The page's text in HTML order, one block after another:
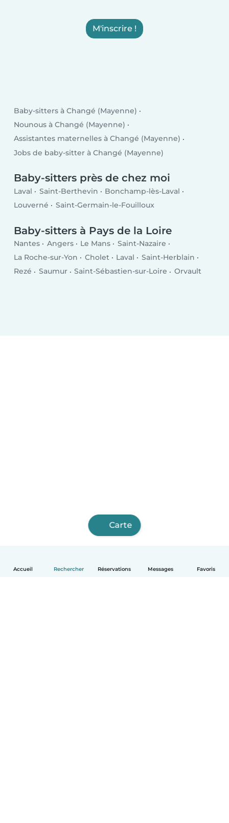
Accueil Rechercher Réservations Messages Favoris
M'inscrire !
Baby-sitters à Changé (Mayenne)
Nounous à Changé (Mayenne)
Assistantes maternelles à Changé (Mayenne)
Jobs de baby-sitter à Changé (Mayenne)
Baby-sitters près de chez moi
Laval Saint-Berthevin
Bonchamp-lès-Laval
Louverné
Saint-Germain-le-Fouilloux
Baby-sitters à Pays de la Loire
Nantes Angers Le Mans
Saint-Nazaire
La Roche-sur-Yon
Cholet Laval
Saint-Herblain
Rezé
Saumur Saint-Sébastien-sur-Loire Orvault
Carte